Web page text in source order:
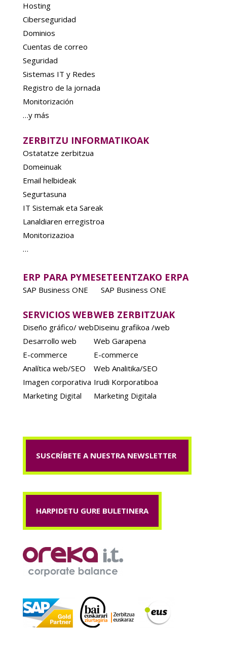
Hosting
Ciberseguridad
Dominios
Cuentas de correo
Seguridad
Sistemas IT y Redes
Registro de la jornada
Monitorización
…y más
ZERBITZU INFORMATIKOAK
Ostatatze zerbitzua
Domeinuak
Email helbideak
Segurtasuna
IT Sistemak eta Sareak
Lanaldiaren erregistroa
Monitorizazioa
…
ERP PARA PYMES
SAP Business ONE
ETEENTZAKO ERPA
SAP Business ONE
SERVICIOS WEB
Diseño gráfico/ web
Desarrollo web
E-commerce
Analítica web/SEO
Imagen corporativa
Marketing Digital
WEB ZERBITZUAK
Diseinu grafikoa /web
Web Garapena
E-commerce
Web Analitika/SEO
Irudi Korporatiboa
Marketing Digitala
SUSCRÍBETE A NUESTRA NEWSLETTER
HARPIDETU GURE BULETINERA